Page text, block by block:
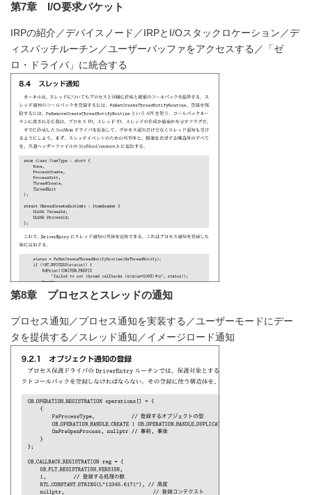
第7章 I/O要求パケット
IRPの紹介／デバイスノード／IRPとI/Oスタックロケーション／デ
ィスパッチルーチン／ユーザーバッファをアクセスする／「ゼ
ロ・ドライバ」に統合する
第8章 プロセスとスレッドの通知
プロセス通知／プロセス通知を実装する／ユーザーモードにデー
タを提供する／スレッド通知／イメージロード通知